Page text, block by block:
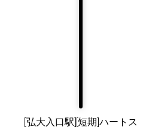
[弘大入口駅][短期]ハートス